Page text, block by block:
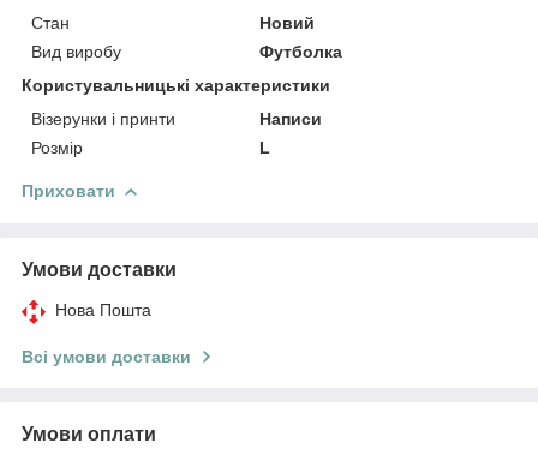
Стан
Новий
Вид виробу
Футболка
Користувальницькі характеристики
Візерунки і принти
Написи
Розмір
L
Приховати
Умови доставки
Нова Пошта
Всі умови доставки
Умови оплати